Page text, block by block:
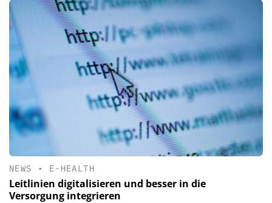
NEWS • E-HEALTH
Leitlinien digitalisieren und besser in die
Versorgung integrieren